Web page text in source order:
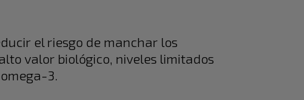
el riesgo de manchar los
valor biológico, niveles limitados
3.